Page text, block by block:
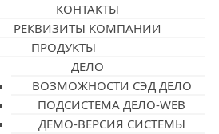
КОНТАКТЫ
РЕКВИЗИТЫ КОМПАНИИ
ПРОДУКТЫ
ДЕЛО
ВОЗМОЖНОСТИ СЭД ДЕЛО
ПОДСИСТЕМА ДЕЛО-WEB
ДЕМО-ВЕРСИЯ СИСТЕМЫ